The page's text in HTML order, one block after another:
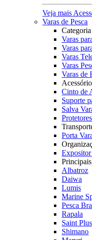
Veja mais
Varas de Pesca
Categoria
Varas
Varas
Varas
Varas
Varas de
Cinto de
Suporte
Salva
Porta
Expositor
Albatroz
Daiwa
Lumis
Marine
Pesca
Rapala
Saint Plus
Shimano